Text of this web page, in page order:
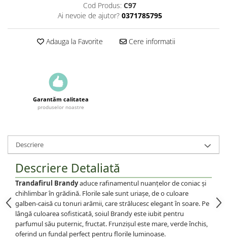
Cod Produs: C97
Ai nevoie de ajutor? 0371785795
Adauga la Favorite Cere informatii
Garantăm calitatea
produselor noastre
Descriere
Descriere Detaliată
Trandafirul Brandyaduce rafinamentul nuanțelor de coniac și
chihlimbar în grădină. Florile sale sunt uriașe, de o culoare
galben-caisă cu tonuri arămii, care strălucesc elegant în soare. Pe
lângă culoarea sofisticată, soiul Brandy este iubit pentru
parfumul său puternic, fructat. Frunzișul este mare, verde închis,
oferind un fundal perfect pentru florile luminoase.